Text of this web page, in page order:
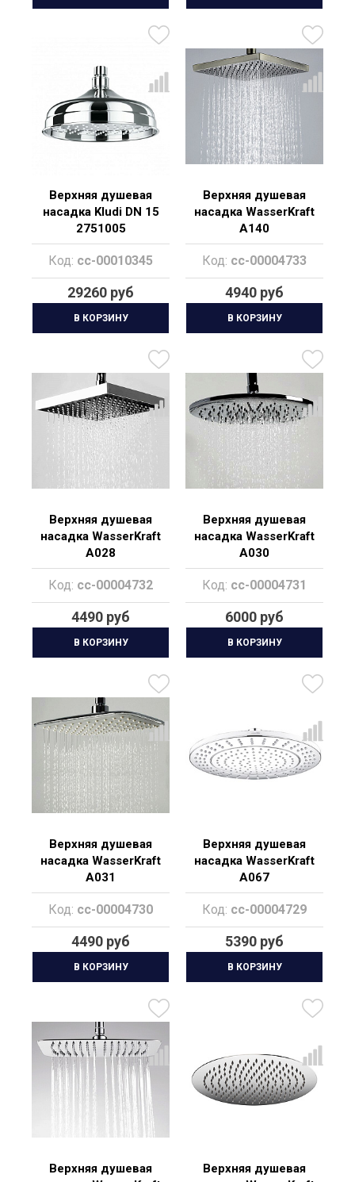
Верхняя душевая
насадка Kludi DN 15
2751005
Код: cc-00010345
29260 руб
В КОРЗИНУ
Верхняя душевая
насадка WasserKraft
A140
Код: cc-00004733
4940 руб
В КОРЗИНУ
Верхняя душевая
насадка WasserKraft
A028
Код: cc-00004732
4490 руб
В КОРЗИНУ
Верхняя душевая
насадка WasserKraft
A030
Код: cc-00004731
6000 руб
В КОРЗИНУ
Верхняя душевая
насадка WasserKraft
A031
Код: cc-00004730
4490 руб
В КОРЗИНУ
Верхняя душевая
насадка WasserKraft
A067
Код: cc-00004729
5390 руб
В КОРЗИНУ
Верхняя душевая
Верхняя душевая